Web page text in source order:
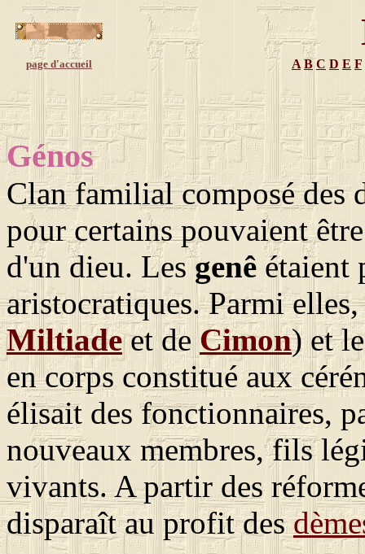
page d'accueil A B C D E F
Génos
Clan familial composé des
pour certains pouvaient
d'un dieu. Lesgenê étaient
aristocratiques. Parmi
Miltiadeet deCimon) et
en corps constitué aux
élisait des fonctionnaires,
nouveaux membres, fils
vivants. A partir des
disparaît au profit des